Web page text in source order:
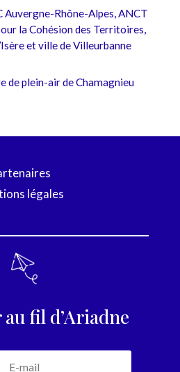
Auvergne-Rhône-Alpes, ANCT
la Cohésion des Territoires,
et ville de Villeurbanne
de plein-air de Chamagnieu
légales
au fil d’Ariadne